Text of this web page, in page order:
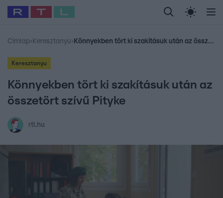
Legfrissebb RTL Híradó Randi Celeb vagyok,
Babits Marcella Most Wanted Gallusz
Címlap› Keresztanyu› Könnyekben tört ki szakításuk után az összetört szívű Pityke
Keresztanyu
Könnyekben tört ki szakításuk után az
összetört szívű Pityke
rtl.hu